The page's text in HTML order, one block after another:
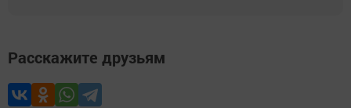
Расскажите друзьям